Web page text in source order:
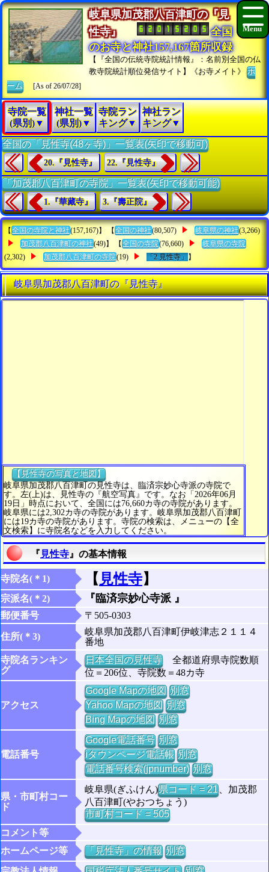
岐阜県加茂郡八百津町の『見
性寺』
全国
のお寺と神社157,167箇所収録
【『全国の伝統寺院統計情報』：名前別全国の仏
教寺院統計順位発信サイト】《お寺メイト》ホ
ーム
[As of 26/07/28]
寺院一覧
(県別)▼
神社一覧
(県別)▼
寺院ラン
キング▼
神社ラン
キング▼
全国の「見性寺(48ヶ寺)」一覧表(矢印で移動可)
20.『見性寺』 22.『見性寺』
「加茂郡八百津町の寺院」一覧表(矢印で移動可能)
1.『華藏寺』 3.『壽正院』
【 全国の寺院と神社(157,167)】 【 全国の神社(80,507) 岐阜県の神社(3,266)
加茂郡八百津町の神社(49)】 【 全国の寺院(76,660)
岐阜県の寺院
(2,302)
加茂郡八百津町の寺院(19) 「2.見性寺」 】
岐阜県加茂郡八百津町の『見性寺』
【見性寺の写真と地図】
岐阜県加茂郡八百津町の見性寺は、臨済宗妙心寺派の寺院で
す。左(上)は、見性寺の『航空写真』です。なお「2026年06月
19日」時点において、全国には76,660カ寺の寺院があります。
岐阜県には2,302カ寺の寺院があります。岐阜県加茂郡八百津町
には19カ寺の寺院があります。寺院の検索は、メニューの【全
文検索】に寺院名などを入力してください。
『 見性寺 』の基本情報
寺院名(＊1) 【 見性寺】
宗派名(＊2) 『臨済宗妙心寺派 』
郵便番号 〒505-0303
住所(＊3)
岐阜県加茂郡八百津町伊岐津志２１１４
番地
寺院名ランキン
グ
日本全国の見性寺全都道府県寺院数順
位＝206位、寺院数＝48カ寺
アクセス
Google Mapの地図 別窓
Yahoo Mapの地図 別窓
Bing Mapの地図 別窓
電話番号
Google電話番号 別窓
iタウンページ電話帳 別窓
電話番号検索(jpnumber) 別窓
県・市町村コー
ド
岐阜県(ぎふけん)県コード = 21、加茂郡
八百津町(やおつちょう)
市町村コード = 505
コメント等
ホームページ等
「見性寺」の情報 別窓